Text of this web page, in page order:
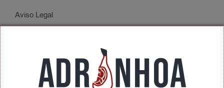
Aviso Legal
Condiciones de Contratación
Envíos y Devoluciones